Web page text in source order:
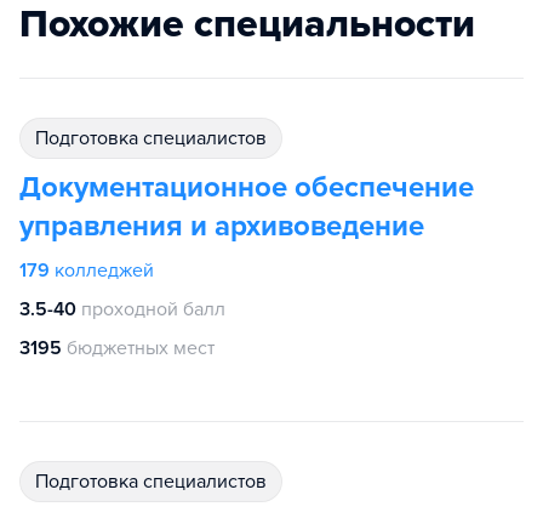
Похожие специальности
подготовка специалистов
Документационное обеспечение
управления и архивоведение
179 колледжей
3.5-40 проходной балл
3195 бюджетных мест
подготовка специалистов